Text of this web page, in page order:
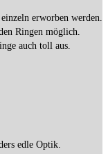
erworben werden.
Ringen möglich.
auch toll aus.
edle Optik.